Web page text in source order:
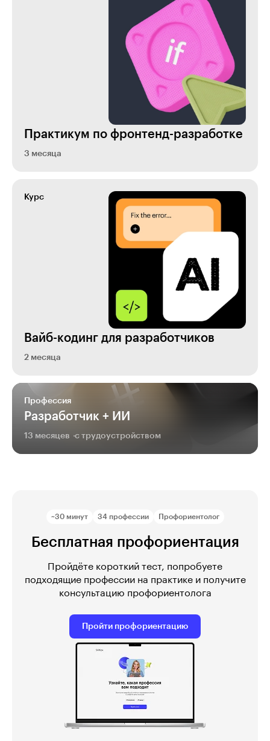
Практикум по фронтенд-разработке
3 месяца
Курс
Вайб-кодинг для разработчиков
2 месяца
Профессия
Разработчик + ИИ
13 месяцев с трудоустройством
~30 минут 34 профессии Профориентолог
Бесплатная профориентация
Пройдёте короткий тест, попробуете
подходящие профессии на практике и получите
консультацию профориентолога
Пройти профориентацию